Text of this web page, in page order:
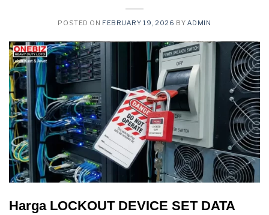
POSTED ON FEBRUARY 19, 2026 BY ADMIN
Harga LOCKOUT DEVICE SET DATA